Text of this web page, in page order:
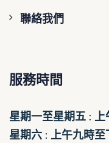
聯絡我們
服務時間
星期一至星期五 :
星期六 : 上午九時